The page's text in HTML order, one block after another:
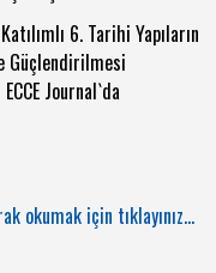
6. Tarihi Yapıların
Güçlendirilmesi
Journal`da
okumak için tıklayınız...